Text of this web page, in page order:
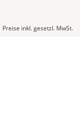
Preise inkl. gesetzl. MwSt.